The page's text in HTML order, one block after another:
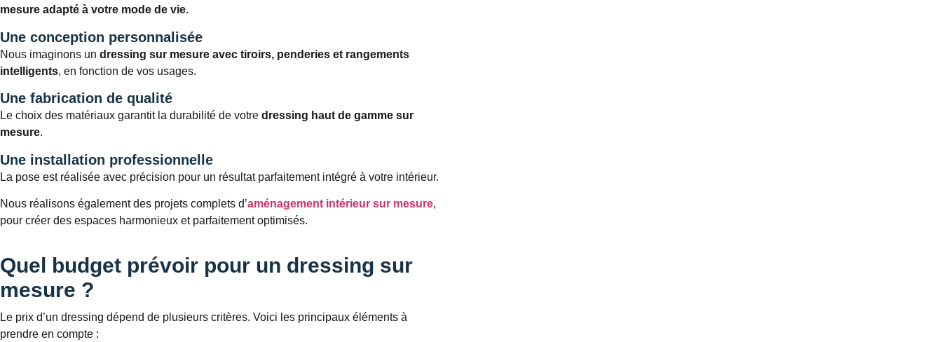
mesure adapté à votre mode de vie.
Une conception personnalisée
Nous imaginons un dressing sur mesure avec tiroirs, penderies et rangements
intelligents, en fonction de vos usages.
Une fabrication de qualité
Le choix des matériaux garantit la durabilité de votre dressing haut de gamme sur
mesure.
Une installation professionnelle
La pose est réalisée avec précision pour un résultat parfaitement intégré à votre intérieur.
Nous réalisons également des projets complets d’aménagement intérieur sur mesure,
pour créer des espaces harmonieux et parfaitement optimisés.
Quel budget prévoir pour un dressing sur
mesure ?
Le prix d’un dressing dépend de plusieurs critères. Voici les principaux éléments à
prendre en compte :